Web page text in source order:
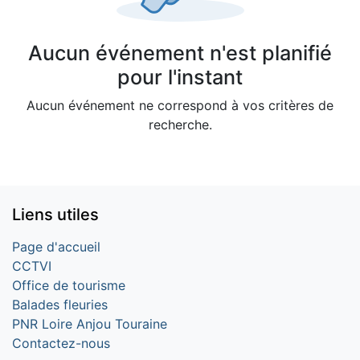
Aucun événement n'est planifié
pour l'instant
Aucun événement ne correspond à vos critères de
recherche.
Liens utiles
Page d'accueil
CCTVI
Office de tourisme
Balades fleuries
PNR Loire Anjou Touraine
Contactez-nous